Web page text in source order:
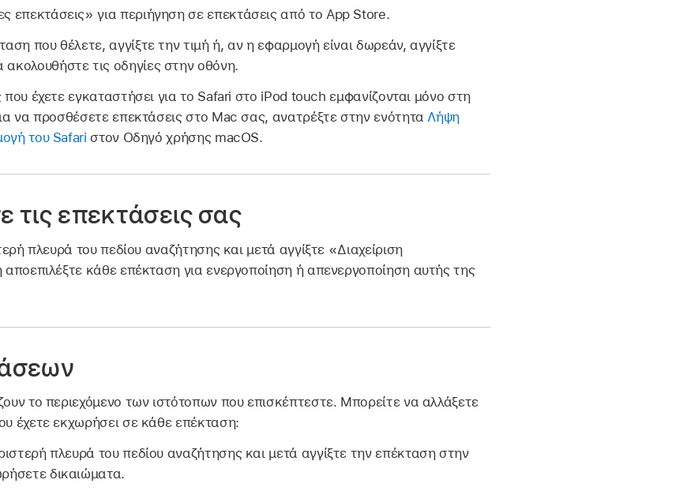
επεκτάσεις» για περιήγηση σε επεκτάσεις από το App Store.
που θέλετε, αγγίξτε την τιμή ή, αν η εφαρμογή είναι δωρεάν, αγγίξτε
τις οδηγίες στην οθόνη.
που έχετε εγκαταστήσει για το Safari στο iPod touch εμφανίζονται μόνο στη
να προσθέσετε επεκτάσεις στο Mac σας, ανατρέξτε στην ενότητα Λήψη
του Safari στον Οδηγό χρήσης macOS.
τις επεκτάσεις σας
πλευρά του πεδίου αναζήτησης και μετά αγγίξτε «Διαχείριση
κάθε επέκταση για ενεργοποίηση ή απενεργοποίηση αυτής της
το περιεχόμενο των ιστότοπων που επισκέπτεστε. Μπορείτε να αλλάξετε
έχετε εκχωρήσει σε κάθε επέκταση:
πλευρά του πεδίου αναζήτησης και μετά αγγίξτε την επέκταση στην
δικαιώματα.